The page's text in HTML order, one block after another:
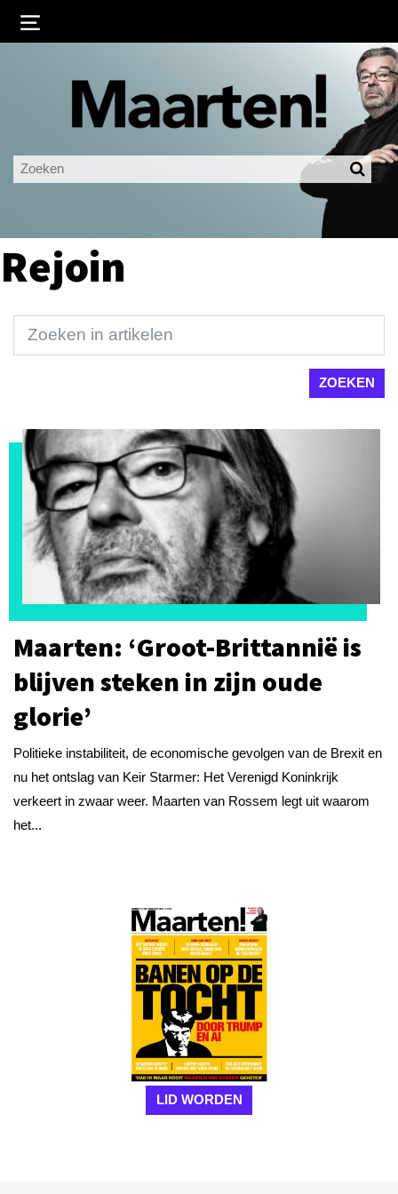
Ingelogd blijven
LOGIN
Rejoin
Maarten: ‘Groot-Brittannië is
blijven steken in zijn oude
glorie’
Politieke instabiliteit, de economische gevolgen van de Brexit en
nu het ontslag van Keir Starmer: Het Verenigd Koninkrijk
verkeert in zwaar weer. Maarten van Rossem legt uit waarom
het...
LID WORDEN